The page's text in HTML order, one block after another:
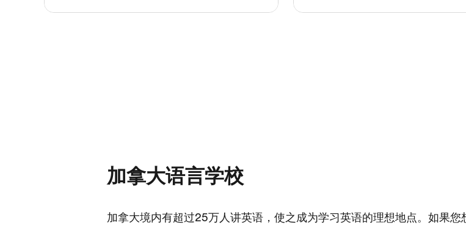
加拿大语言学校
加拿大境内有超过25万人讲英语，使之成为学习英语的理想地点。如果您